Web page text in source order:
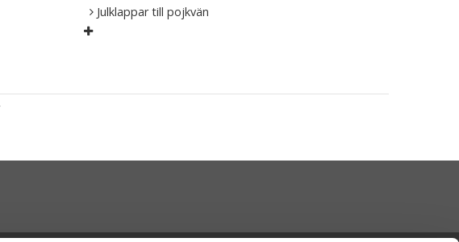
Julklappar till pojkvän